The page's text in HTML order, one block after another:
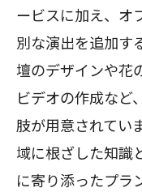
思い出に残
前橋市で
心に刻む
個性豊か
家族の希
前橋市で
ービスに加え、オ
別な演出を追加す
壇のデザインや花
ビデオの作成など
肢が用意されてい
域に根ざした知識
に寄り添ったプラ